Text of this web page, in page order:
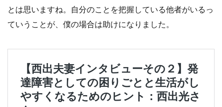
とは思いますね。自分のことを把握している他者がいるっ
ていうことが、僕の場合は助けになりました。